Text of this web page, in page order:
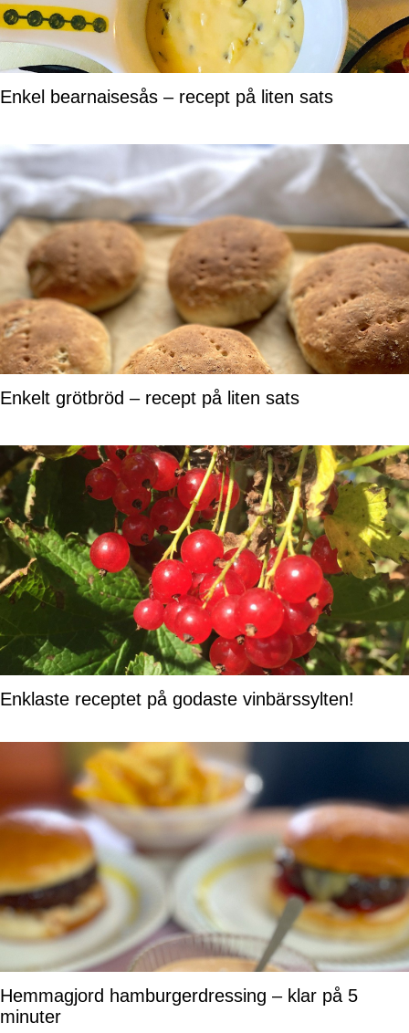
Enkel bearnaisesås – recept på liten sats
Enkelt grötbröd – recept på liten sats
Enklaste receptet på godaste vinbärssylten!
Hemmagjord hamburgerdressing – klar på 5
minuter